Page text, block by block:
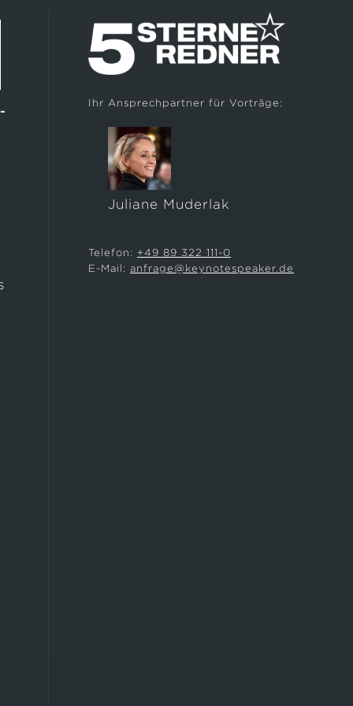
Ihr Ansprechpartner für Vorträge:
Juliane Muderlak
Telefon: +49 89 322 111-0
E-Mail: anfrage@keynotespeaker.de